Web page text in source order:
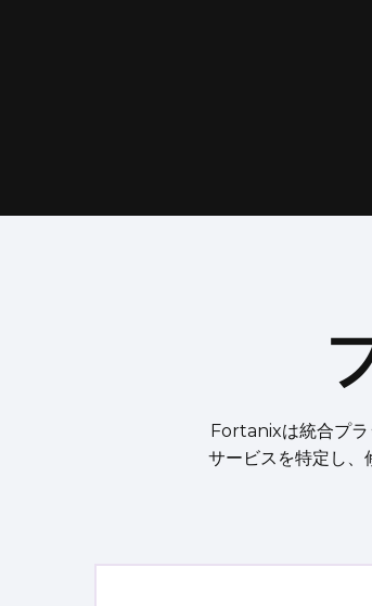
Fortanixは統合プラ
サービスを特定し、